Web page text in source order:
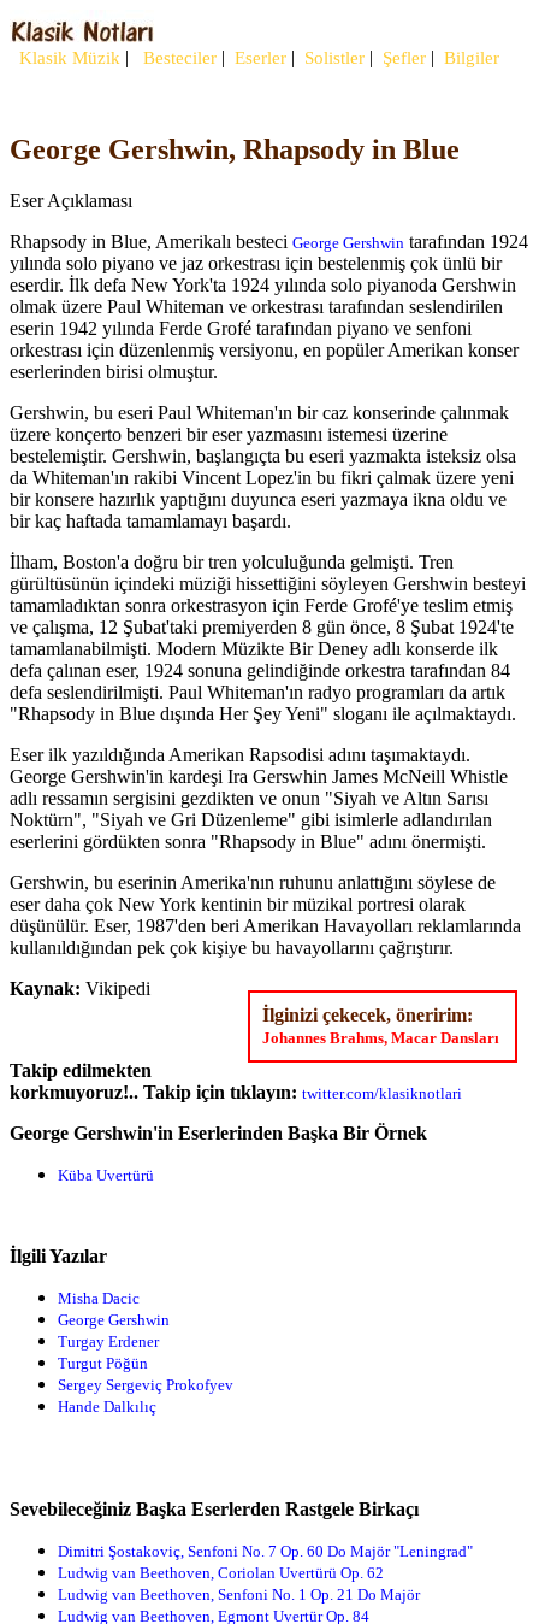
Klasik Müzik | Besteciler | Eserler | Solistler | Şefler | Bilgiler
George Gershwin, Rhapsody in Blue
Eser Açıklaması
Rhapsody in Blue, Amerikalı besteci George Gershwin tarafından 1924
yılında solo piyano ve jaz orkestrası için bestelenmiş çok ünlü bir
eserdir. İlk defa New York'ta 1924 yılında solo piyanoda Gershwin
olmak üzere Paul Whiteman ve orkestrası tarafından seslendirilen
eserin 1942 yılında Ferde Grofé tarafından piyano ve senfoni
orkestrası için düzenlenmiş versiyonu, en popüler Amerikan konser
eserlerinden birisi olmuştur.
Gershwin, bu eseri Paul Whiteman'ın bir caz konserinde çalınmak
üzere konçerto benzeri bir eser yazmasını istemesi üzerine
bestelemiştir. Gershwin, başlangıçta bu eseri yazmakta isteksiz olsa
da Whiteman'ın rakibi Vincent Lopez'in bu fikri çalmak üzere yeni
bir konsere hazırlık yaptığını duyunca eseri yazmaya ikna oldu ve
bir kaç haftada tamamlamayı başardı.
İlham, Boston'a doğru bir tren yolculuğunda gelmişti. Tren
gürültüsünün içindeki müziği hissettiğini söyleyen Gershwin besteyi
tamamladıktan sonra orkestrasyon için Ferde Grofé'ye teslim etmiş
ve çalışma, 12 Şubat'taki premiyerden 8 gün önce, 8 Şubat 1924'te
tamamlanabilmişti. Modern Müzikte Bir Deney adlı konserde ilk
defa çalınan eser, 1924 sonuna gelindiğinde orkestra tarafından 84
defa seslendirilmişti. Paul Whiteman'ın radyo programları da artık
"Rhapsody in Blue dışında Her Şey Yeni" sloganı ile açılmaktaydı.
Eser ilk yazıldığında Amerikan Rapsodisi adını taşımaktaydı.
George Gershwin'in kardeşi Ira Gerswhin James McNeill Whistle
adlı ressamın sergisini gezdikten ve onun "Siyah ve Altın Sarısı
Noktürn", "Siyah ve Gri Düzenleme" gibi isimlerle adlandırılan
eserlerini gördükten sonra "Rhapsody in Blue" adını önermişti.
Gershwin, bu eserinin Amerika'nın ruhunu anlattığını söylese de
eser daha çok New York kentinin bir müzikal portresi olarak
düşünülür. Eser, 1987'den beri Amerikan Havayolları reklamlarında
kullanıldığından pek çok kişiye bu havayollarını çağrıştırır.
İlginizi çekecek, öneririm:
Johannes Brahms, Macar Dansları
Kaynak: Vikipedi
Takip edilmekten
korkmuyoruz!.. Takip için tıklayın: twitter.com/klasiknotlari
George Gershwin'in Eserlerinden Başka Bir Örnek
Küba Uvertürü
İlgili Yazılar
Misha Dacic
George Gershwin
Turgay Erdener
Turgut Pöğün
Sergey Sergeviç Prokofyev
Hande Dalkılıç
Sevebileceğiniz Başka Eserlerden Rastgele Birkaçı
Dimitri Şostakoviç, Senfoni No. 7 Op. 60 Do Majör "Leningrad"
Ludwig van Beethoven, Coriolan Uvertürü Op. 62
Ludwig van Beethoven, Senfoni No. 1 Op. 21 Do Majör
Ludwig van Beethoven, Egmont Uvertür Op. 84